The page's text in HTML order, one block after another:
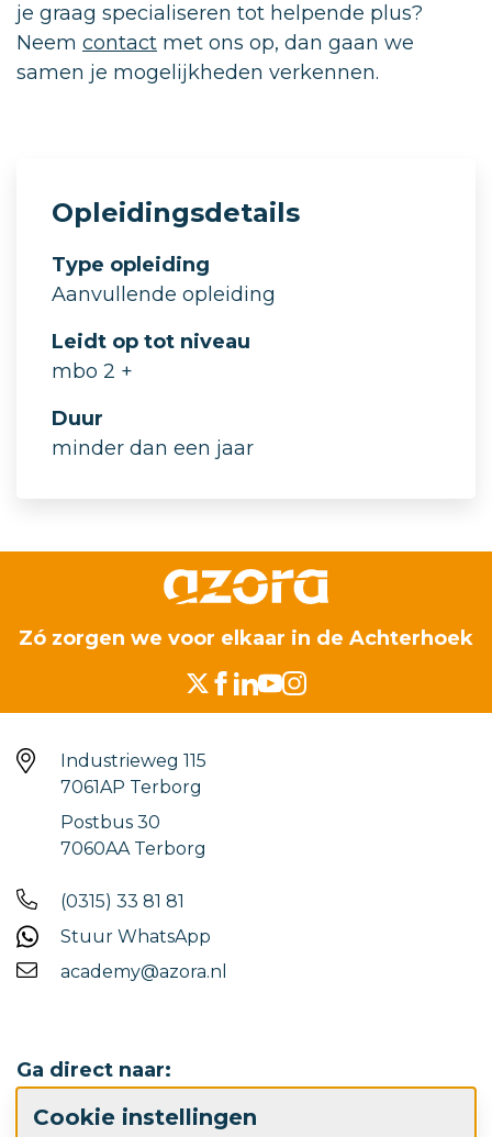
Cookie instellingen
je graag specialiseren tot helpende plus?
Neem contact met ons op, dan gaan we
samen je mogelijkheden verkennen.
Opleidingsdetails
Type opleiding
Aanvullende opleiding
Leidt op tot niveau
mbo 2 +
Duur
minder dan een jaar
Zó zorgen we voor elkaar in de Achterhoek
Industrieweg 115
7061AP Terborg
Postbus 30
7060AA Terborg
(0315) 33 81 81
Stuur WhatsApp
academy@azora.nl
Ga direct naar:
Werken bij Azora